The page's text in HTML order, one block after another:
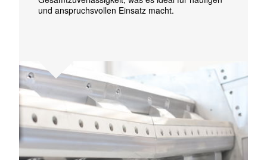
und anspruchsvollen Einsatz macht.